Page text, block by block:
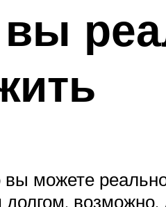
можете
возможно,